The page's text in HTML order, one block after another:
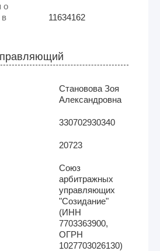
о
в
11634162
Становова Зоя
Александровна
330702930340
20723
Союз
арбитражных
управляющих
"Созидание"
(ИНН
7703363900,
ОГРН
1027703026130)